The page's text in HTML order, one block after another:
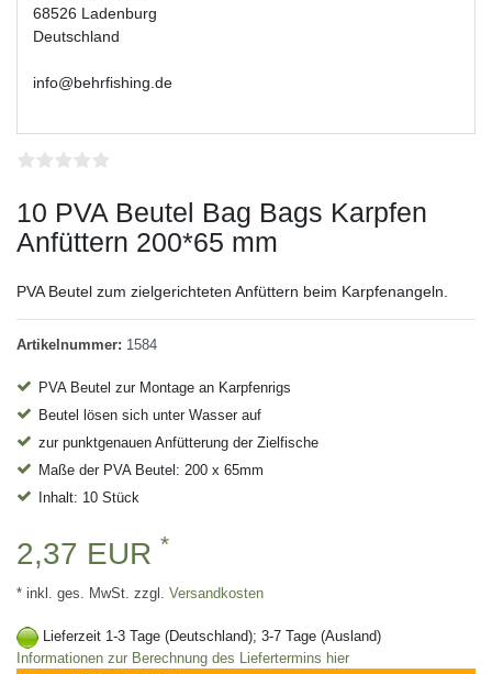
68526 Ladenburg
Deutschland
info@behrfishing.de
10 PVA Beutel Bag Bags Karpfen
Anfüttern 200*65 mm
PVA Beutel zum zielgerichteten Anfüttern beim Karpfenangeln.
Artikelnummer: 1584
PVA Beutel zur Montage an Karpfenrigs
Beutel lösen sich unter Wasser auf
zur punktgenauen Anfütterung der Zielfische
Maße der PVA Beutel: 200 x 65mm
Inhalt: 10 Stück
2,37 EUR *
* inkl. ges. MwSt. zzgl. Versandkosten
Lieferzeit 1-3 Tage (Deutschland); 3-7 Tage (Ausland)
Informationen zur Berechnung des Liefertermins hier